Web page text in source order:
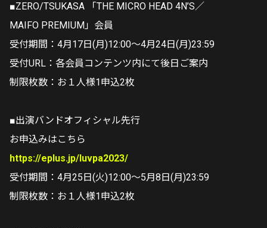
■ZERO/TSUKASA 「THE MICRO HEAD 4N’S／
MAIFO PREMIUM」会員
受付期間：4月17日(月)12:00～4月24日(月)23:59
受付URL：各会員コンテンツ内にて後日ご案内
制限枚数：お１人様1申込2枚
■出演バンドオフィシャル先行
お申込みはこちら
https://eplus.jp/luvpa2023/
受付期間：4月25日(火)12:00～5月8日(月)23:59
制限枚数：お１人様1申込2枚